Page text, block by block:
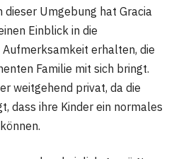
dieser Umgebung hat Gracia
Einblick in die
erhalten, die
Familie mit sich bringt.
weitgehend privat, da die
dass ihre Kinder ein normales